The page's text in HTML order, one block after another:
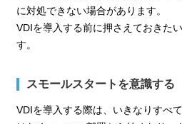
に対処できない場合があります。
VDIを導入する前に押さえておきた
す。
スモールスタートを意識する
VDIを導入する際は、いきなりすべ